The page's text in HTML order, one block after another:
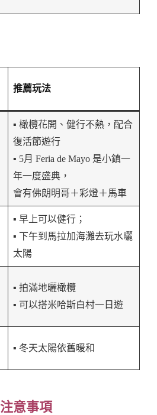
推薦玩法
▪️ 橄欖花開、健行不熱，配合
復活節遊行
▪️ 5月 Feria de Mayo 是小鎮一
年一度盛典，
會有佛朗明哥＋彩燈＋馬車
▪️ 早上可以健行；
▪️ 下午到馬拉加海灘去玩水曬
太陽
▪️ 拍滿地曬橄欖
▪️ 可以搭米哈斯白村一日遊
▪️ 冬天太陽依舊暖和
意事項